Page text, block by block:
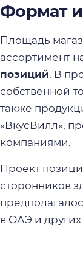
Формат
Площадь
ассортимент
позиций. В
собственной
также
«ВкусВилл»,
компаниями.
Проект
сторонников
в ОАЭ и